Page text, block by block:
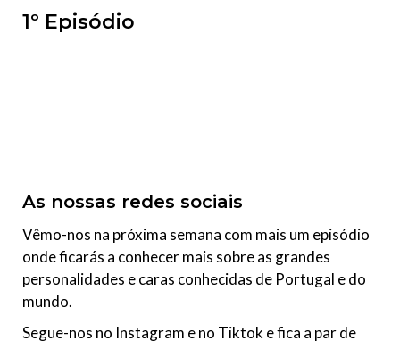
1º Episódio
As nossas redes sociais
Vêmo-nos na próxima semana com mais um episódio
onde ficarás a conhecer mais sobre as grandes
personalidades e caras conhecidas de Portugal e do
mundo.
Segue-nos no Instagram e no Tiktok e fica a par de